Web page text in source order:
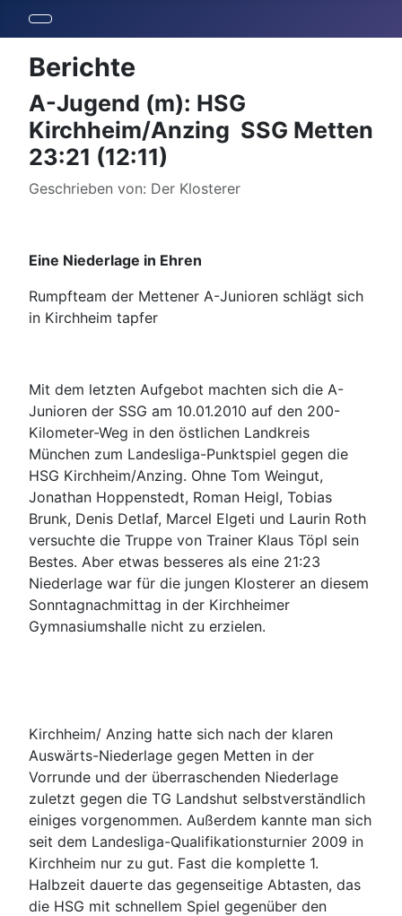
Berichte
A-Jugend (m): HSG
Kirchheim/Anzing  SSG Metten
23:21 (12:11)
Details
Geschrieben von: Der Klosterer
Eine Niederlage in Ehren
Rumpfteam der Mettener A-Junioren schlägt sich
in Kirchheim tapfer
Mit dem letzten Aufgebot machten sich die A-
Junioren der SSG am 10.01.2010 auf den 200-
Kilometer-Weg in den östlichen Landkreis
München zum Landesliga-Punktspiel gegen die
HSG Kirchheim/Anzing. Ohne Tom Weingut,
Jonathan Hoppenstedt, Roman Heigl, Tobias
Brunk, Denis Detlaf, Marcel Elgeti und Laurin Roth
versuchte die Truppe von Trainer Klaus Töpl sein
Bestes. Aber etwas besseres als eine 21:23
Niederlage war für die jungen Klosterer an diesem
Sonntagnachmittag in der Kirchheimer
Gymnasiumshalle nicht zu erzielen.
Kirchheim/ Anzing hatte sich nach der klaren
Auswärts-Niederlage gegen Metten in der
Vorrunde und der überraschenden Niederlage
zuletzt gegen die TG Landshut selbstverständlich
einiges vorgenommen. Außerdem kannte man sich
seit dem Landesliga-Qualifikationsturnier 2009 in
Kirchheim nur zu gut. Fast die komplette 1.
Halbzeit dauerte das gegenseitige Abtasten, das
die HSG mit schnellem Spiel gegenüber den